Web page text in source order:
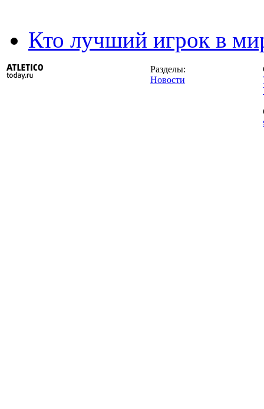
Кто лучший игрок в
Разделы:
Новости